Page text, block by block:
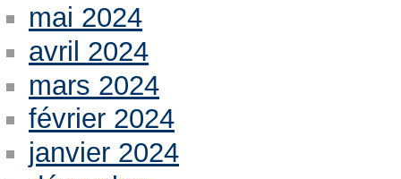
mai 2024
avril 2024
mars 2024
février 2024
janvier 2024